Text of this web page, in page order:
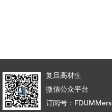
复旦高材生
微信公众平台
订阅号：FDUMMers